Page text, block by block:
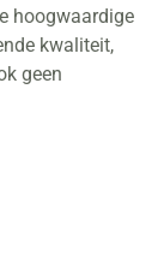
hoogwaardige
kwaliteit,
geen